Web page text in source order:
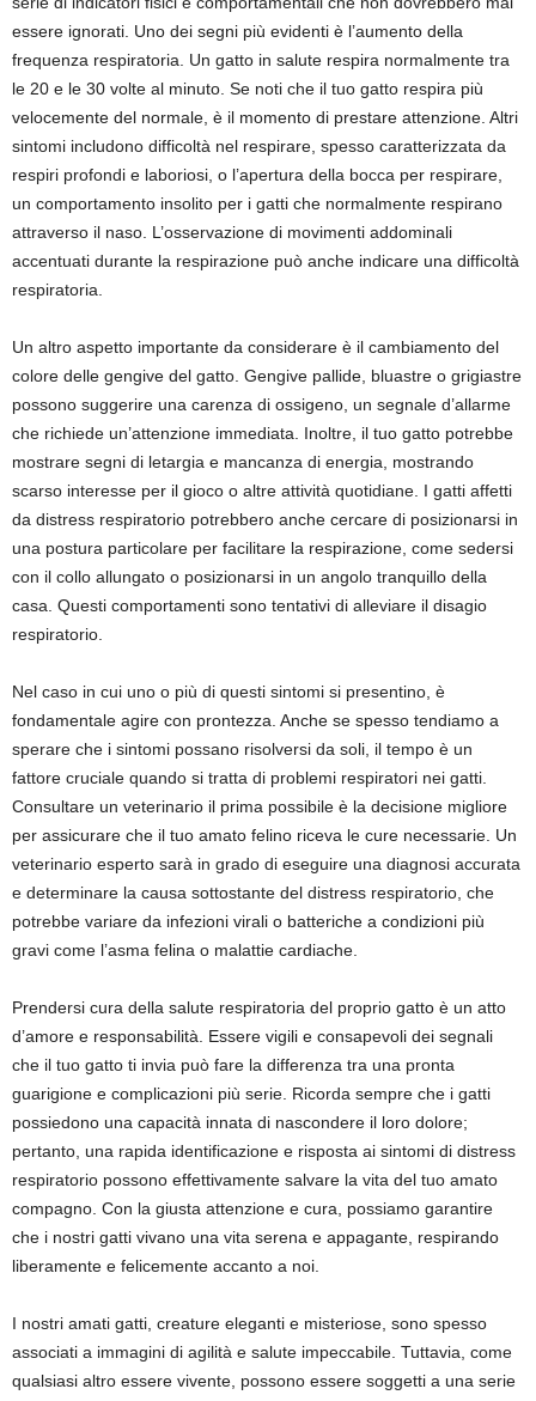
essere ignorati. Uno dei segni più evidenti è l’aumento della
frequenza respiratoria. Un gatto in salute respira normalmente tra
le 20 e le 30 volte al minuto. Se noti che il tuo gatto respira più
velocemente del normale, è il momento di prestare attenzione. Altri
sintomi includono difficoltà nel respirare, spesso caratterizzata da
respiri profondi e laboriosi, o l’apertura della bocca per respirare,
un comportamento insolito per i gatti che normalmente respirano
attraverso il naso. L’osservazione di movimenti addominali
accentuati durante la respirazione può anche indicare una difficoltà
respiratoria.
Un altro aspetto importante da considerare è il cambiamento del
colore delle gengive del gatto. Gengive pallide, bluastre o grigiastre
possono suggerire una carenza di ossigeno, un segnale d’allarme
che richiede un’attenzione immediata. Inoltre, il tuo gatto potrebbe
mostrare segni di letargia e mancanza di energia, mostrando
scarso interesse per il gioco o altre attività quotidiane. I gatti affetti
da distress respiratorio potrebbero anche cercare di posizionarsi in
una postura particolare per facilitare la respirazione, come sedersi
con il collo allungato o posizionarsi in un angolo tranquillo della
casa. Questi comportamenti sono tentativi di alleviare il disagio
respiratorio.
Nel caso in cui uno o più di questi sintomi si presentino, è
fondamentale agire con prontezza. Anche se spesso tendiamo a
sperare che i sintomi possano risolversi da soli, il tempo è un
fattore cruciale quando si tratta di problemi respiratori nei gatti.
Consultare un veterinario il prima possibile è la decisione migliore
per assicurare che il tuo amato felino riceva le cure necessarie. Un
veterinario esperto sarà in grado di eseguire una diagnosi accurata
e determinare la causa sottostante del distress respiratorio, che
potrebbe variare da infezioni virali o batteriche a condizioni più
gravi come l’asma felina o malattie cardiache.
Prendersi cura della salute respiratoria del proprio gatto è un atto
d’amore e responsabilità. Essere vigili e consapevoli dei segnali
che il tuo gatto ti invia può fare la differenza tra una pronta
guarigione e complicazioni più serie. Ricorda sempre che i gatti
possiedono una capacità innata di nascondere il loro dolore;
pertanto, una rapida identificazione e risposta ai sintomi di distress
respiratorio possono effettivamente salvare la vita del tuo amato
compagno. Con la giusta attenzione e cura, possiamo garantire
che i nostri gatti vivano una vita serena e appagante, respirando
liberamente e felicemente accanto a noi.
I nostri amati gatti, creature eleganti e misteriose, sono spesso
associati a immagini di agilità e salute impeccabile. Tuttavia, come
qualsiasi altro essere vivente, possono essere soggetti a una serie